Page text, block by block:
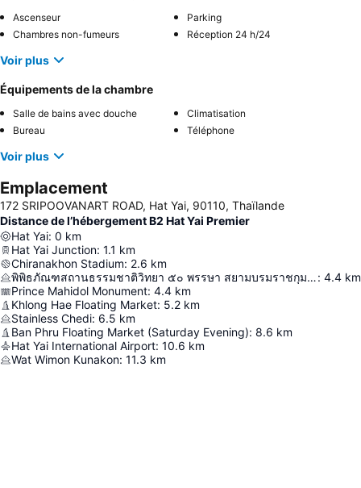
Ascenseur
Parking
Chambres non-fumeurs
Réception 24 h/24
Voir plus
Équipements de la chambre
Salle de bains avec douche
Climatisation
Bureau
Téléphone
Voir plus
Emplacement
172 SRIPOOVANART ROAD, Hat Yai, 90110, Thaïlande
Distance de l’hébergement B2 Hat Yai Premier
Hat Yai: 0 km
Hat Yai Junction: 1.1 km
Chiranakhon Stadium: 2.6 km
พิพิธภัณฑสถานธรรมชาติวิทยา ๕๐ พรรษา สยามบรมราชกุมารี: 4.4 km
Prince Mahidol Monument: 4.4 km
Khlong Hae Floating Market: 5.2 km
Stainless Chedi: 6.5 km
Ban Phru Floating Market (Saturday Evening): 8.6 km
Hat Yai International Airport: 10.6 km
Wat Wimon Kunakon: 11.3 km